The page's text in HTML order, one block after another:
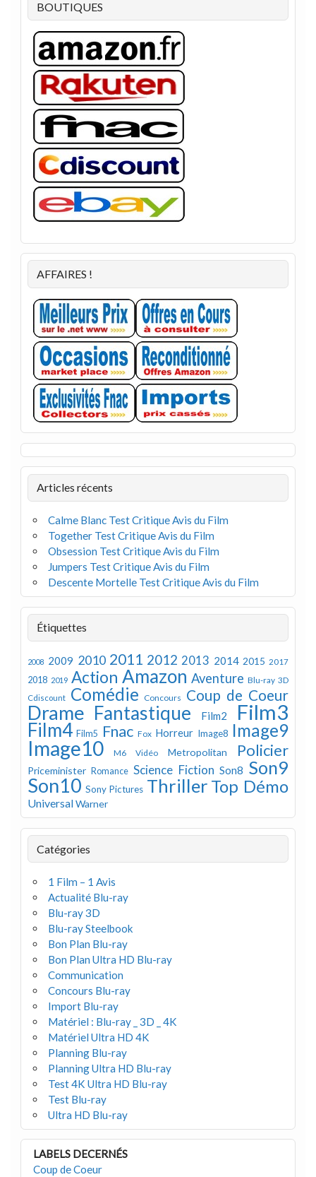
BOUTIQUES
AFFAIRES !
Articles récents
Calme Blanc Test Critique Avis du Film
Together Test Critique Avis du Film
Obsession Test Critique Avis du Film
Jumpers Test Critique Avis du Film
Descente Mortelle Test Critique Avis du Film
Étiquettes
2008 2009 2010 2011 2012 2013 2014 2015 2017
2018 2019 Action Amazon Aventure Blu-ray 3D
Cdiscount Comédie Concours Coup de Coeur
Drame Fantastique Film2 Film3
Film4 Film5 Fnac Fox Horreur Image8 Image9
Image10 M6 Vidéo Metropolitan Policier
Priceminister Romance Science Fiction Son8 Son9
Son10 Sony Pictures Thriller Top Démo
UniversalWarner
Catégories
1 Film – 1 Avis
Actualité Blu-ray
Blu-ray 3D
Blu-ray Steelbook
Bon Plan Blu-ray
Bon Plan Ultra HD Blu-ray
Communication
Concours Blu-ray
Import Blu-ray
Matériel : Blu-ray _ 3D _ 4K
Matériel Ultra HD 4K
Planning Blu-ray
Planning Ultra HD Blu-ray
Test 4K Ultra HD Blu-ray
Test Blu-ray
Ultra HD Blu-ray
LABELS DECERNÉS
Coup de Coeur